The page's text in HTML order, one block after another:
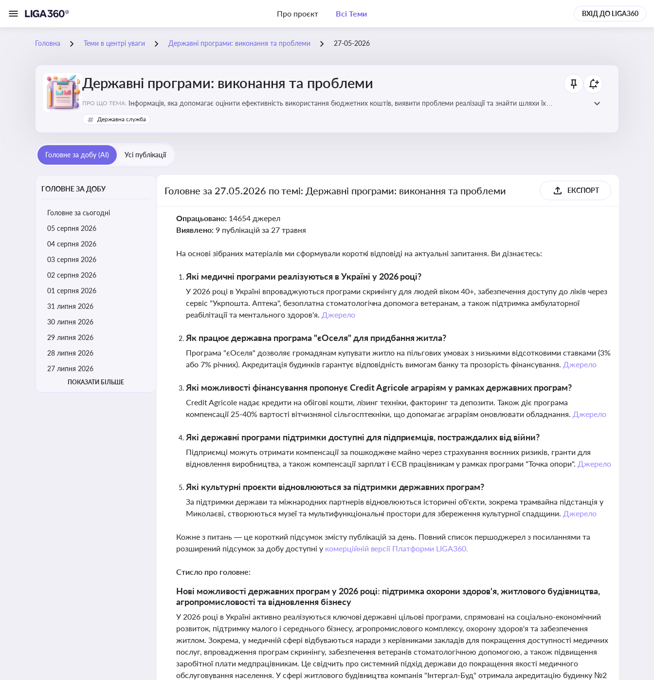
Про проєкт Всі Теми ВХІД ДО LIGA360
Головна Теми в центрі уваги Державні програми: виконання та проблеми 27-05-2026
Державні програми: виконання та проблеми
ПРО ЩО ТЕМА: Інформація, яка допомагає оцінити ефективність використання бюджетних коштів, виявити проблеми реалізації та знайти шляхи їх
удосконалення
Державна служба
Головне за добу (AI) Усі публікації
ГОЛОВНЕ ЗА ДОБУ
Головне за сьогодні
05 серпня 2026
04 серпня 2026
03 серпня 2026
02 серпня 2026
01 серпня 2026
31 липня 2026
30 липня 2026
29 липня 2026
28 липня 2026
27 липня 2026
ПОКАЗАТИ БІЛЬШЕ
Головне за 27.05.2026 по темі: Державні програми: виконання та проблеми ЕКСПОРТ
Опрацьовано: 14654 джерел
Виявлено: 9 публікацій за 27 травня
На основі зібраних матеріалів ми сформували короткі відповіді на актуальні запитання. Ви дізнаєтесь:
Які медичні програми реалізуються в Україні у 2026 році?
У 2026 році в Україні впроваджуються програми скринінгу для людей віком 40+, забезпечення доступу до ліків через
сервіс "Укрпошта. Аптека", безоплатна стоматологічна допомога ветеранам, а також підтримка амбулаторної
реабілітації та ментального здоров'я. Джерело
Як працює державна програма "єОселя" для придбання житла?
Програма "єОселя" дозволяє громадянам купувати житло на пільгових умовах з низькими відсотковими ставками (3%
або 7% річних). Акредитація будинків гарантує відповідність вимогам банку та прозорість фінансування. Джерело
Які можливості фінансування пропонує Credit Agricole аграріям у рамках державних програм?
Credit Agricole надає кредити на обігові кошти, лізинг техніки, факторинг та депозити. Також діє програма
компенсації 25-40% вартості вітчизняної сільгосптехніки, що допомагає аграріям оновлювати обладнання. Джерело
Які державні програми підтримки доступні для підприємців, постраждалих від війни?
Підприємці можуть отримати компенсації за пошкоджене майно через страхування воєнних ризиків, гранти для
відновлення виробництва, а також компенсації зарплат і ЄСВ працівникам у рамках програми "Точка опори". Джерело
Які культурні проєкти відновлюються за підтримки державних програм?
За підтримки держави та міжнародних партнерів відновлюються історичні об'єкти, зокрема трамвайна підстанція у
Миколаєві, створюються музеї та мультифункціональні простори для збереження культурної спадщини. Джерело
Кожне з питань — це короткий підсумок змісту публікацій за день. Повний список першоджерел з посиланнями та
розширений підсумок за добу доступні у комерційній версії Платформи LIGA360.
Стисло про головне:
Нові можливості державних програм у 2026 році: підтримка охорони здоров'я, житлового будівництва,
агропромисловості та відновлення бізнесу
У 2026 році в Україні активно реалізуються ключові державні цільові програми, спрямовані на соціально-економічний
розвиток, підтримку малого і середнього бізнесу, агропромислового комплексу, охорону здоров'я та забезпечення
житлом. Зокрема, у медичній сфері відбуваються наради з керівниками закладів для покращення доступності медичних
послуг, впровадження програм скринінгу, забезпечення ветеранів стоматологічною допомогою, а також підвищення
заробітної плати медпрацівникам. Це свідчить про системний підхід держави до покращення якості медичного
обслуговування населення. У сфері житлового будівництва компанія "Інтергал-Буд" отримала акредитацію будинку №2